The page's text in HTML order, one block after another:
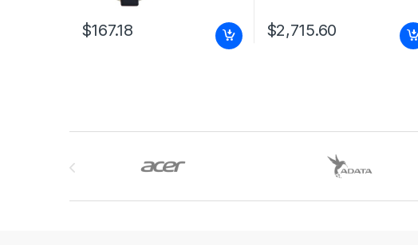
$167.18 $2,715.60